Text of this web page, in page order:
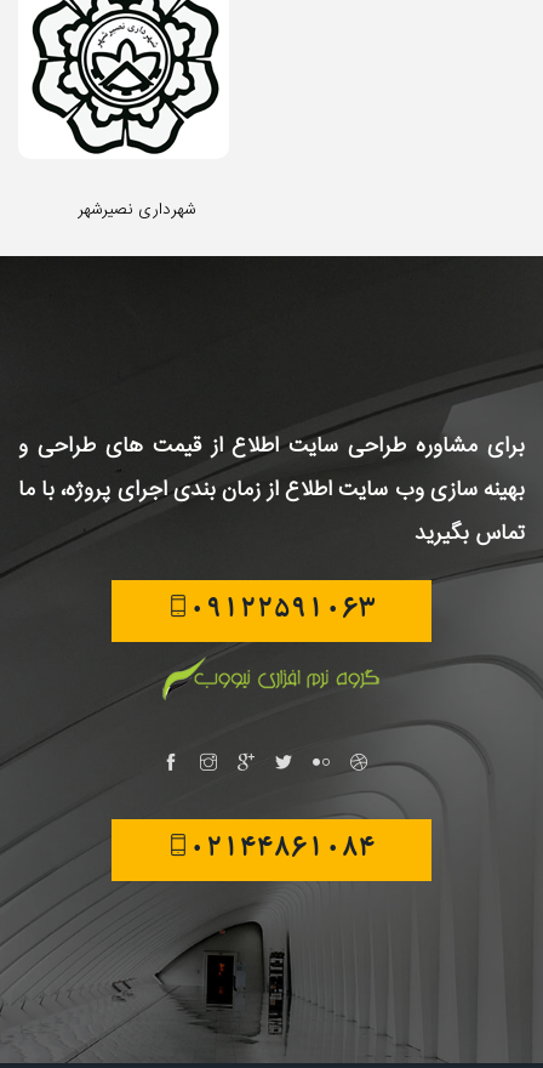
شهرداری نصیرشهر
برای مشاوره طراحی سایتاطلاع از قیمت های طراحی و
بهینه سازی وب سایتاطلاع از زمان بندی اجرای پروژه، با ما
تماس بگیرید
09122591063
02144861084